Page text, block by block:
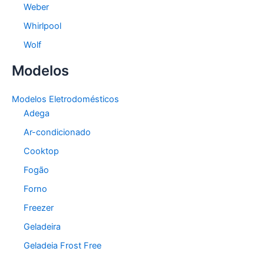
Weber
Whirlpool
Wolf
Modelos
Modelos Eletrodomésticos
Adega
Ar-condicionado
Cooktop
Fogão
Forno
Freezer
Geladeira
Geladeia Frost Free